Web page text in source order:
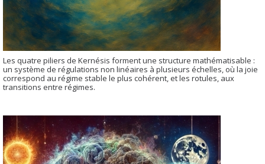
Les quatre piliers de Kernésis forment une structure mathématisable :
un système de régulations non linéaires à plusieurs échelles, où la joie
correspond au régime stable le plus cohérent, et les rotules, aux
transitions entre régimes.